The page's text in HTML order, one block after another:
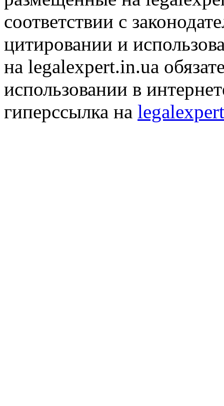
соответствии с
цитировании и
на legalexpert.in.ua
использовании в
гиперссылка на